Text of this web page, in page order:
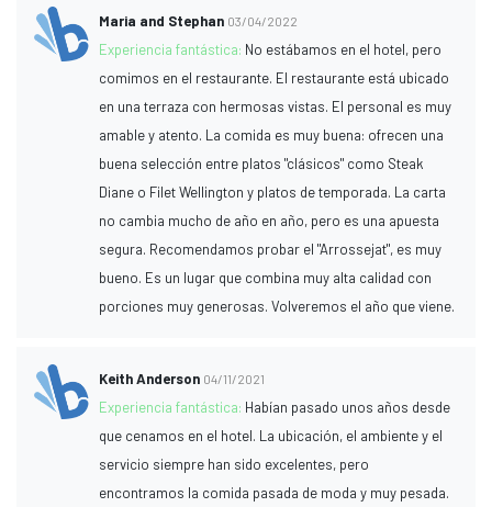
Maria and Stephan 03/04/2022
Experiencia fantástica: No estábamos en el hotel, pero
comimos en el restaurante. El restaurante está ubicado
en una terraza con hermosas vistas. El personal es muy
amable y atento. La comida es muy buena: ofrecen una
buena selección entre platos "clásicos" como Steak
Diane o Filet Wellington y platos de temporada. La carta
no cambia mucho de año en año, pero es una apuesta
segura. Recomendamos probar el "Arrossejat", es muy
bueno. Es un lugar que combina muy alta calidad con
porciones muy generosas. Volveremos el año que viene.
Keith Anderson 04/11/2021
Experiencia fantástica: Habían pasado unos años desde
que cenamos en el hotel. La ubicación, el ambiente y el
servicio siempre han sido excelentes, pero
encontramos la comida pasada de moda y muy pesada.